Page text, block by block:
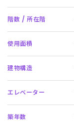
階数 / 所在階
使用面積
建物構造
エレベーター
築年数